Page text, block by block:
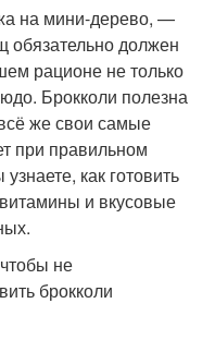
на мини-дерево, —
обязательно должен
рационе не только
Брокколи полезна
же свои самые
при правильном
как готовить
и вкусовые